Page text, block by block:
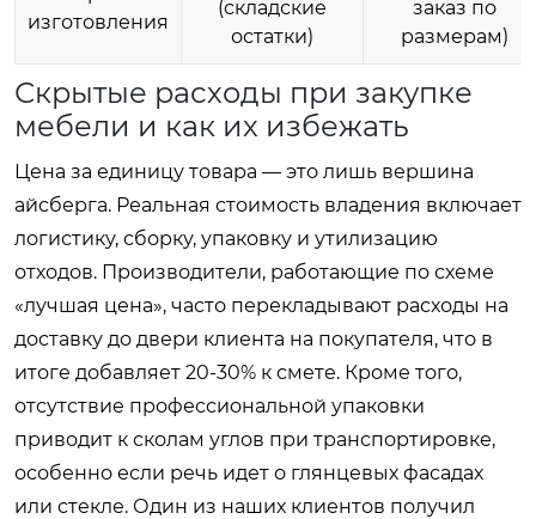
изготовления
(складские
остатки)
заказ по
размерам)
Скрытые расходы при закупке
мебели и как их избежать
Цена за единицу товара — это лишь вершина
айсберга. Реальная стоимость владения включает
логистику, сборку, упаковку и утилизацию
отходов. Производители, работающие по схеме
«лучшая цена», часто перекладывают расходы на
доставку до двери клиента на покупателя, что в
итоге добавляет 20-30% к смете. Кроме того,
отсутствие профессиональной упаковки
приводит к сколам углов при транспортировке,
особенно если речь идет о глянцевых фасадах
или стекле. Один из наших клиентов получил